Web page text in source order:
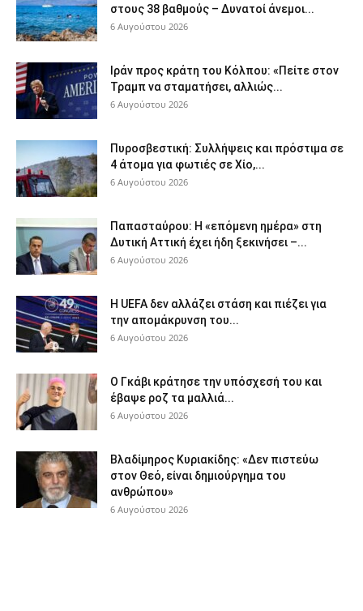
στους 38 βαθμούς – Δυνατοί άνεμοι...
6 Αυγούστου 2026
Ιράν προς κράτη του Κόλπου: «Πείτε στον
Τραμπ να σταματήσει, αλλιώς...
6 Αυγούστου 2026
Πυροσβεστική: Συλλήψεις και πρόστιμα σε
4 άτομα για φωτιές σε Χίο,...
6 Αυγούστου 2026
Παπασταύρου: Η «επόμενη ημέρα» στη
Δυτική Αττική έχει ήδη ξεκινήσει –...
6 Αυγούστου 2026
Η UEFA δεν αλλάζει στάση και πιέζει για
την απομάκρυνση του...
6 Αυγούστου 2026
Ο Γκάβι κράτησε την υπόσχεσή του και
έβαψε ροζ τα μαλλιά...
6 Αυγούστου 2026
Βλαδίμηρος Κυριακίδης: «Δεν πιστεύω
στον Θεό, είναι δημιούργημα του
ανθρώπου»
6 Αυγούστου 2026